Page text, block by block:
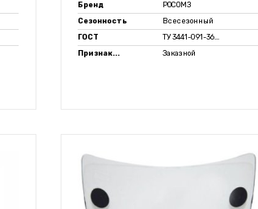
Бренд
РОСОМЗ
Сезонность
Всесезонный
ГОСТ
ТУ 3441-091-36...
Признак...
Заказной